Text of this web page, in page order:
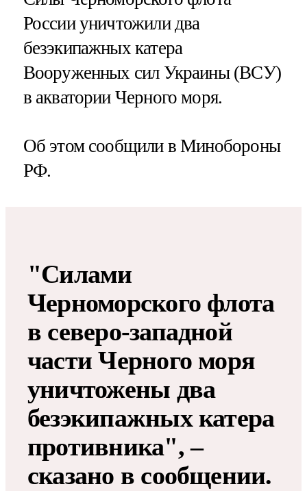
России уничтожили два
безэкипажных катера
Вооруженных сил Украины (ВСУ)
в акватории Черного моря.
Об этом сообщили в Минобороны
РФ.
"Силами
Черноморского флота
в северо-западной
части Черного моря
уничтожены два
безэкипажных катера
противника", –
сказано в сообщении.